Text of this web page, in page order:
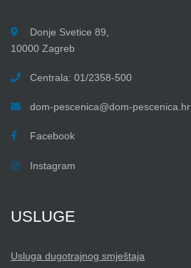
Donje Svetice 89,
10000 Zagreb
Centrala: 01/2358-500
dom-pescenica@dom-pescenica.hr
Facebook
Instagram
USLUGE
Usluga dugotrajnog smještaja